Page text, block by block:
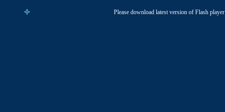
Please download latest version of Flash player